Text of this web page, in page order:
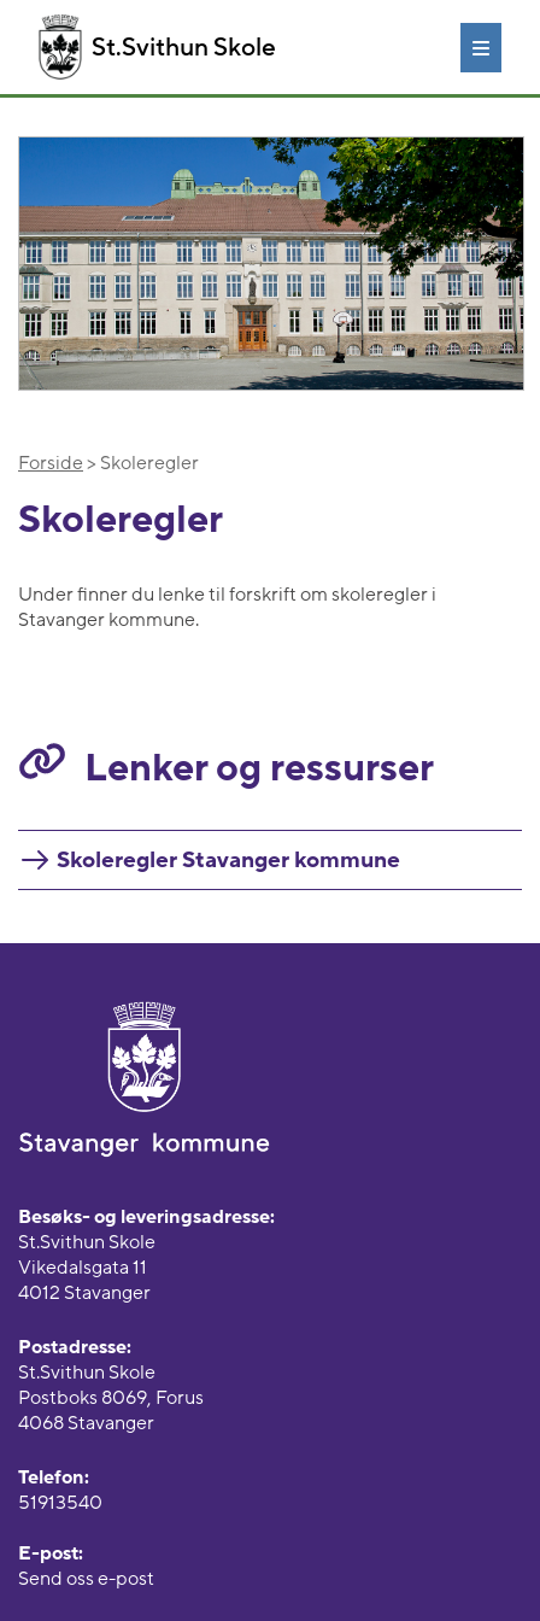
St.Svithun Skole
Forside > Skoleregler
Skoleregler
Under finner du lenke til forskrift om skoleregler i
Stavanger kommune.
Lenker og ressurser
Skoleregler Stavanger kommune
Besøks- og leveringsadresse:
St.Svithun Skole
Vikedalsgata 11
4012 Stavanger
Postadresse:
St.Svithun Skole
Postboks 8069, Forus
4068 Stavanger
Telefon:
51913540
E-post:
Send oss e-post